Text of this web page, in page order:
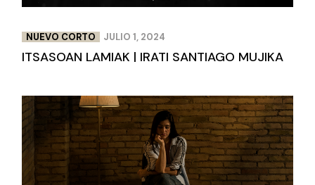
NUEVO CORTO JULIO 1, 2024
ITSASOAN LAMIAK | IRATI SANTIAGO MUJIKA